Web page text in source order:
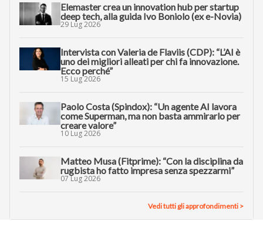
Elemaster crea un innovation hub per startup
deep tech, alla guida Ivo Boniolo (ex e-Novia)
29 Lug 2026
Intervista con Valeria de Flaviis (CDP): “L’AI è
uno dei migliori alleati per chi fa innovazione.
Ecco perché”
15 Lug 2026
Paolo Costa (Spindox): “Un agente AI lavora
come Superman, ma non basta ammirarlo per
creare valore”
10 Lug 2026
Matteo Musa (Fitprime): “Con la disciplina da
rugbista ho fatto impresa senza spezzarmi”
07 Lug 2026
Vedi tutti gli approfondimenti >